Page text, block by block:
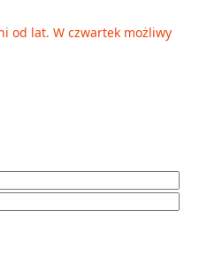
od lat. W czwartek możliwy